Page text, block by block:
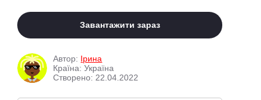
Завантажити зараз
Автор: Ірина
Країна: Україна
Створено: 22.04.2022